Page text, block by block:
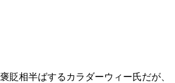
貶相半ばするカラダーウィー氏だが、